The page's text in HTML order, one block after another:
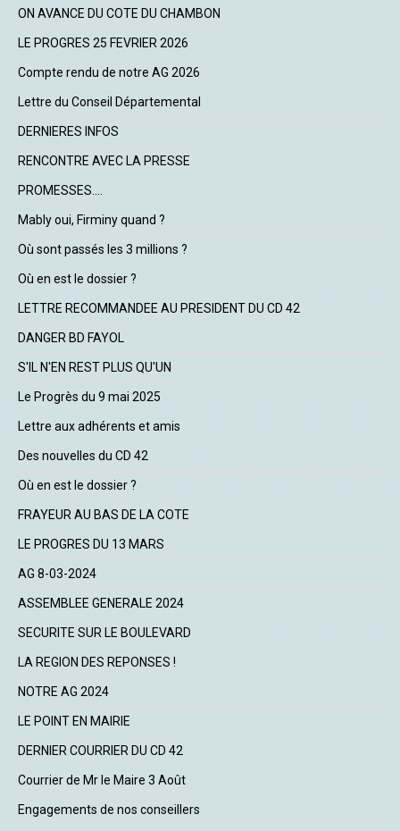
ON AVANCE DU COTE DU CHAMBON
LE PROGRES 25 FEVRIER 2026
Compte rendu de notre AG 2026
Lettre du Conseil Départemental
DERNIERES INFOS
RENCONTRE AVEC LA PRESSE
PROMESSES....
Mably oui, Firminy quand ?
Où sont passés les 3 millions ?
Où en est le dossier ?
LETTRE RECOMMANDEE AU PRESIDENT DU CD 42
DANGER BD FAYOL
S'IL N'EN REST PLUS QU'UN
Le Progrès du 9 mai 2025
Lettre aux adhérents et amis
Des nouvelles du CD 42
Où en est le dossier ?
FRAYEUR AU BAS DE LA COTE
LE PROGRES DU 13 MARS
AG 8-03-2024
ASSEMBLEE GENERALE 2024
SECURITE SUR LE BOULEVARD
LA REGION DES REPONSES !
NOTRE AG 2024
LE POINT EN MAIRIE
DERNIER COURRIER DU CD 42
Courrier de Mr le Maire 3 Août
Engagements de nos conseillers